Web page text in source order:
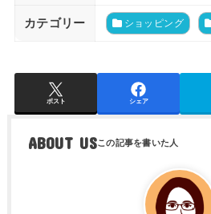
カテゴリー ショッピング
ポスト シェア
ABOUT US